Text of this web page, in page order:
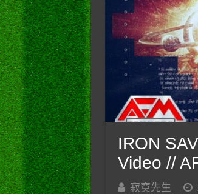
IRON
Video //
寂寞先生